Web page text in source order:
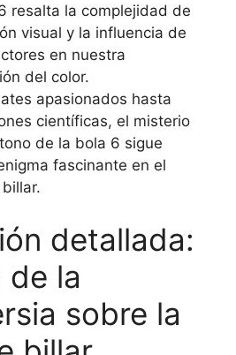
resalta la complejidad de
visual y la influencia de
en nuestra
del color.
apasionados hasta
científicas, el misterio
de la bola 6 sigue
fascinante en el
detallada:
de la
sobre la